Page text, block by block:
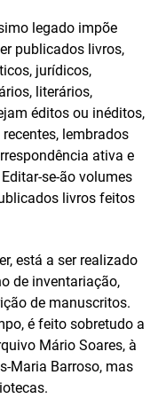
legado impõe
publicados livros,
jurídicos,
literários,
éditos ou inéditos,
lembrados
ativa e
se-ão volumes
livros feitos
está a ser realizado
de inventariação,
de manuscritos.
é feito sobretudo a
Mário Soares, à
Maria Barroso, mas